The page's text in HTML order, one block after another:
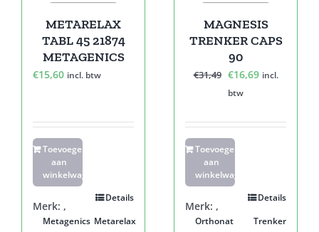
METARELAX
TABL 45 21874
METAGENICS
€15,60 incl. btw
Toevoegen
aan
winkelwagen
Details
Merk:
Metagenics
,
Metarelax
MAGNESIS
TRENKER CAPS
90
€31,49 Oorspronkelijke
prijs
€31,49.
€16,69Huidige
€16,69.
incl.
btw
Toevoegen
aan
winkelwagen
Details
Merk:
Orthonat
,
Trenker